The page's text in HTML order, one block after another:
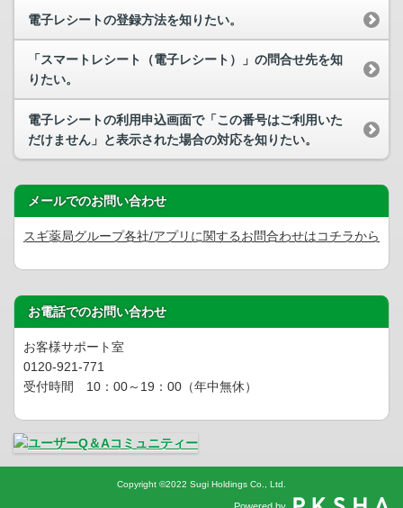
電子レシートの登録方法を知りたい。
「スマートレシート（電子レシート）」の問合せ先を知
りたい。
電子レシートの利用申込画面で「この番号はご利用いた
だけません」と表示された場合の対応を知りたい。
メールでのお問い合わせ
スギ薬局グループ各社/アプリに関するお問合わせはコチラから
お電話でのお問い合わせ
お客様サポート室
0120-921-771
受付時間 10：00～19：00（年中無休）
Copyright ©2022 Sugi Holdings Co., Ltd.